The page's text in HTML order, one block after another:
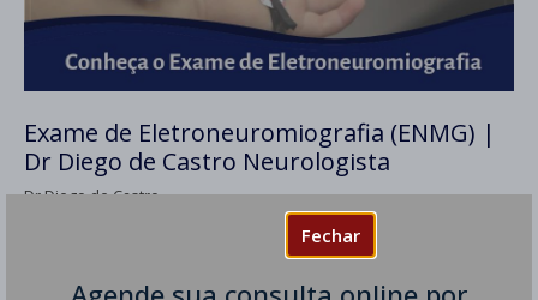
Fechar
Exame de Eletroneuromiografia (ENMG) |
Dr Diego de Castro Neurologista
Dr Diego de Castro
O exame de eletroneuromiografia também é